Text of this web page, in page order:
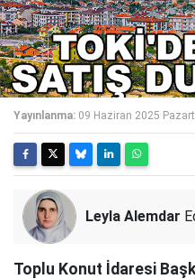
Yayınlanma: 09 Haziran 2025
Leyla Alemdar
Toplu Konut İdaresi